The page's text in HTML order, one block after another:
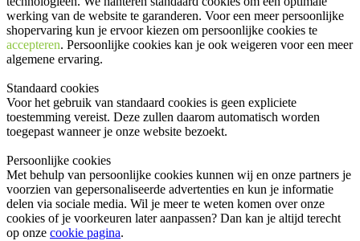
werking van de website te garanderen. Voor een meer persoonlijke
shopervaring kun je ervoor kiezen om persoonlijke cookies te
accepteren. Persoonlijke cookies kan je ook weigeren voor een meer
algemene ervaring.
Standaard cookies
Voor het gebruik van standaard cookies is geen expliciete
toestemming vereist. Deze zullen daarom automatisch worden
toegepast wanneer je onze website bezoekt.
Persoonlijke cookies
Met behulp van persoonlijke cookies kunnen wij en onze partners je
voorzien van gepersonaliseerde advertenties en kun je informatie
delen via sociale media. Wil je meer te weten komen over onze
cookies of je voorkeuren later aanpassen? Dan kan je altijd terecht
op onze cookie pagina.